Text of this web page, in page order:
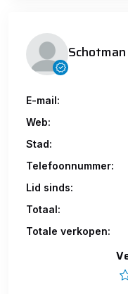
E-mail:
Web:
Stad:
Telefoonnummer:
Lid sinds:
Totaal:
Totale verkopen: